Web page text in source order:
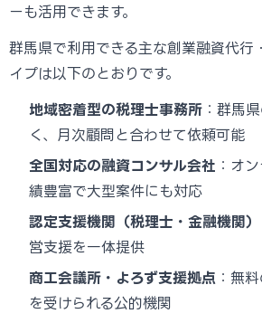
ーも活用できます。
群馬県で利用できる主な創業融資代行
イプは以下のとおりです。
地域密着型の税理士事務所 ：群馬
く、月次顧問と合わせて依頼可能
全国対応の融資コンサル会社 ：オ
績豊富で大型案件にも対応
認定支援機関（税理士・金融機関）
営支援を一体提供
商工会議所・よろず支援拠点 ：無
を受けられる公的機関